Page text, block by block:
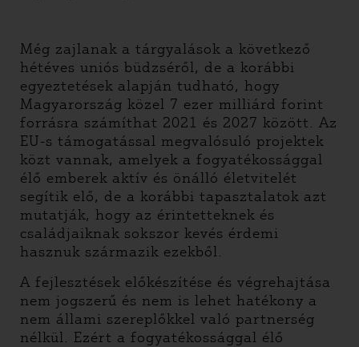
Még zajlanak a tárgyalások a következő
hétéves uniós büdzséről, de a korábbi
egyeztetések alapján tudható, hogy
Magyarország közel 7 ezer milliárd forint
forrásra számíthat 2021 és 2027 között. Az
EU-s támogatással megvalósuló projektek
közt vannak, amelyek a fogyatékossággal
élő emberek aktív és önálló életvitelét
segítik elő, de a korábbi tapasztalatok azt
mutatják, hogy az érintetteknek és
családjaiknak sokszor kevés érdemi
hasznuk származik ezekből.
A fejlesztések előkészítése és végrehajtása
nem jogszerű és nem is lehet hatékony a
nem állami szereplőkkel való partnerség
nélkül. Ezért a fogyatékossággal élő